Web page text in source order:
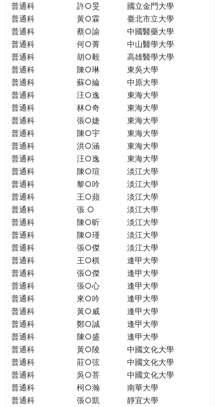
WORLD
TOMORROW
PUTTING
YOU
THE
PATH
GLOBAL
CITIZENSHIP
普通科
許○旻
國立金門大學
普通科
黃○霖
臺北市立大學
普通科
蔡○諭
中國醫藥大學
普通科
何○菁
中山醫學大學
普通科
胡○毅
高雄醫學大學
普通科
陳○琳
東吳大學
普通科
蘇○綸
中原大學
普通科
汪○逸
東海大學
普通科
林○奇
東海大學
普通科
張○婕
東海大學
普通科
陳○宇
東海大學
普通科
洪○涵
東海大學
普通科
汪○逸
東海大學
普通科
陳○瑄
淡江大學
普通科
黎○吟
淡江大學
普通科
王○蘋
淡江大學
普通科
張 ○
淡江大學
普通科
陳○昕
淡江大學
普通科
陳○瑾
淡江大學
普通科
張○傑
淡江大學
普通科
王○棋
逢甲大學
普通科
張○傑
逢甲大學
普通科
張○心
逢甲大學
普通科
來○吟
逢甲大學
普通科
黃○威
逢甲大學
普通科
鄭○誠
逢甲大學
普通科
陳○盛
逢甲大學
普通科
黃○陵
中國文化大學
普通科
莊○弦
中國文化大學
普通科
吳○菩
中國文化大學
普通科
柯○瀚
南華大學
普通科
張○凱
靜宜大學